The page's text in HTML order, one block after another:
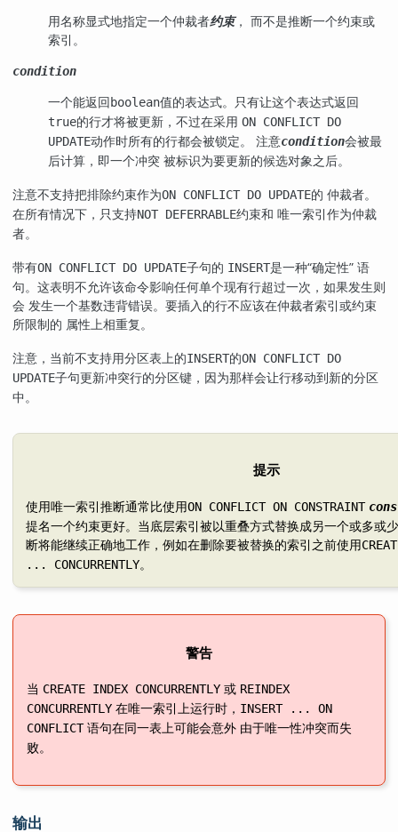
用名称显式地指定一个仲裁者约束， 而不是推断一个约束或
索引。
condition
一个能返回boolean值的表达式。只有让这个表达式返回
true的行才将被更新，不过在采用 ON CONFLICT DO
UPDATE动作时所有的行都会被锁定。 注意condition会被最
后计算，即一个冲突 被标识为要更新的候选对象之后。
注意不支持把排除约束作为ON CONFLICT DO UPDATE的 仲裁者。
在所有情况下，只支持NOT DEFERRABLE约束和 唯一索引作为仲裁
者。
带有ON CONFLICT DO UPDATE子句的 INSERT是一种“确定性” 语
句。这表明不允许该命令影响任何单个现有行超过一次，如果发生则
会 发生一个基数违背错误。要插入的行不应该在仲裁者索引或约束
所限制的 属性上相重复。
注意，当前不支持用分区表上的INSERT的ON CONFLICT DO
UPDATE子句更新冲突行的分区键，因为那样会让行移动到新的分区
中。
提示
使用唯一索引推断通常比使用ON CONFLICT ON CONSTRAINT
提名一个约束更好。当底层索引被以重叠方式替换成另一个或多或
断将能继续正确地工作，例如在删除要被替换的索引之前使用
... CONCURRENTLY。
警告
当 CREATE INDEX CONCURRENTLY或 REINDEX
CONCURRENTLY在唯一索引上运行时， INSERT ... ON
CONFLICT语句在同一表上可能会意外 由于唯一性冲突而失
败。
输出